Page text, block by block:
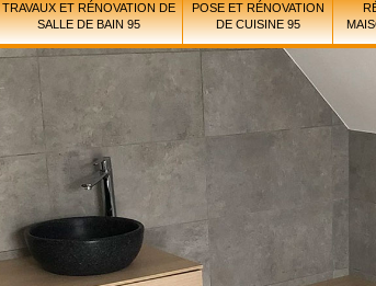
TRAVAUX ET RÉNOVATION DE
SALLE DE BAIN 95
POSE ET RÉNOVATION
DE CUISINE 95